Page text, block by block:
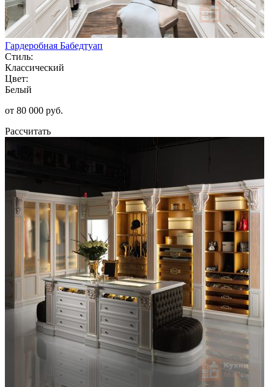
Гардеробная Бабедтуап
Стиль:
Классический
Цвет:
Белый
от 80 000 руб.
Рассчитать